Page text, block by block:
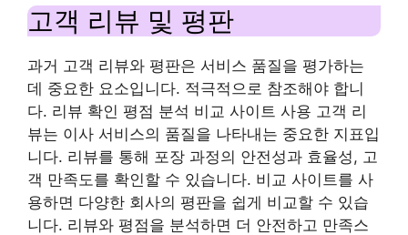
고객 리뷰 및 평판
과거 고객 리뷰와 평판은 서비스 품질을 평가하는
데 중요한 요소입니다. 적극적으로 참조해야 합니
다. 리뷰 확인 평점 분석 비교 사이트 사용 고객 리
뷰는 이사 서비스의 품질을 나타내는 중요한 지표입
니다. 리뷰를 통해 포장 과정의 안전성과 효율성, 고
객 만족도를 확인할 수 있습니다. 비교 사이트를 사
용하면 다양한 회사의 평판을 쉽게 비교할 수 있습
니다. 리뷰와 평점을 분석하면 더 안전하고 만족스